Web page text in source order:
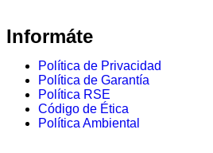
Informáte
Política de Privacidad
Política de Garantía
Política RSE
Código de Ética
Política Ambiental